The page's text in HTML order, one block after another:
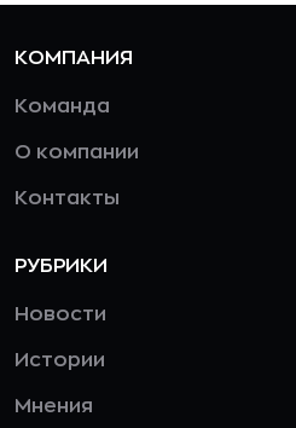
КОМПАНИЯ
Команда
О компании
Контакты
РУБРИКИ
Новости
Истории
Мнения